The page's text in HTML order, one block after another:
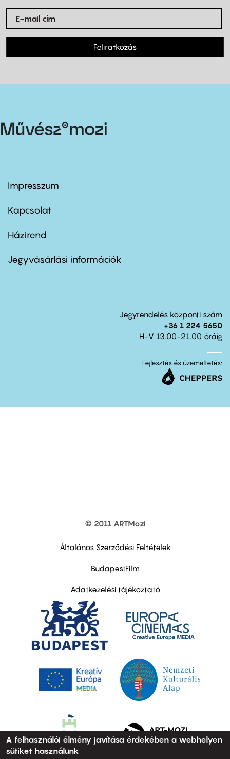
Feliratkozás
Footer
first
Impresszum
Kapcsolat
Footer
second
Házirend
Jegyvásárlási információk
Jegyrendelés központi szám
+36 1 224 5650
H-V 13.00-21.00 óráig
Fejlesztés és üzemeltetés:
© 2011 ARTMozi
Általános Szerződési Feltételek
BudapestFilm
Adatkezelési tájékoztató
A felhasználói élmény javítása érdekében a webhelyen
sütiket használunk